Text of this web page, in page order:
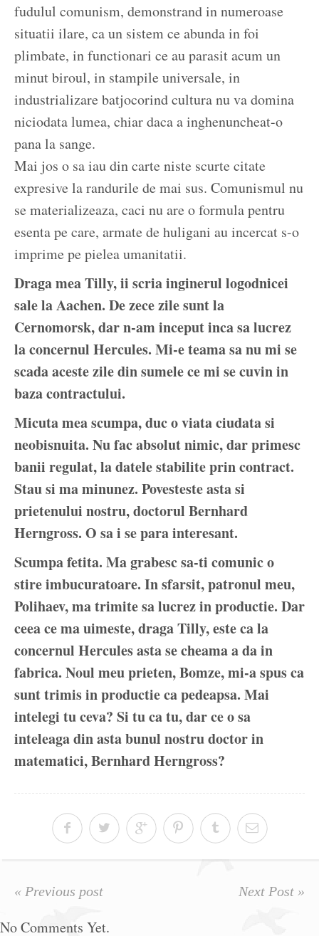
fudulul comunism, demonstrand in numeroase
situatii ilare, ca un sistem ce abunda in foi
plimbate, in functionari ce au parasit acum un
minut biroul, in stampile universale, in
industrializare batjocorind cultura nu va domina
niciodata lumea, chiar daca a inghenuncheat-o
pana la sange.
Mai jos o sa iau din carte niste scurte citate
expresive la randurile de mai sus. Comunismul nu
se materializeaza, caci nu are o formula pentru
esenta pe care, armate de huligani au incercat s-o
imprime pe pielea umanitatii.
Draga mea Tilly, ii scria inginerul logodnicei
sale la Aachen. De zece zile sunt la
Cernomorsk, dar n-am inceput inca sa lucrez
la concernul Hercules. Mi-e teama sa nu mi se
scada aceste zile din sumele ce mi se cuvin in
baza contractului.
Micuta mea scumpa, duc o viata ciudata si
neobisnuita. Nu fac absolut nimic, dar primesc
banii regulat, la datele stabilite prin contract.
Stau si ma minunez. Povesteste asta si
prietenului nostru, doctorul Bernhard
Herngross. O sa i se para interesant.
Scumpa fetita. Ma grabesc sa-ti comunic o
stire imbucuratoare. In sfarsit, patronul meu,
Polihaev, ma trimite sa lucrez in productie. Dar
ceea ce ma uimeste, draga Tilly, este ca la
concernul Hercules asta se cheama a da in
fabrica. Noul meu prieten, Bomze, mi-a spus ca
sunt trimis in productie ca pedeapsa. Mai
intelegi tu ceva? Si tu ca tu, dar ce o sa
inteleaga din asta bunul nostru doctor in
matematici, Bernhard Herngross?
« Previous post Next Post »
No Comments Yet.